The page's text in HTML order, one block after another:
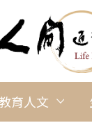
育人文